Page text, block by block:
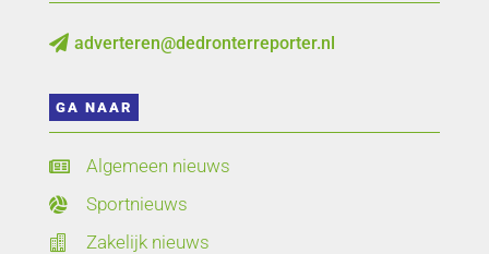
 adverteren@dedronterreporter.nl
GA NAAR
 Algemeen nieuws
 Sportnieuws
 Zakelijk nieuws